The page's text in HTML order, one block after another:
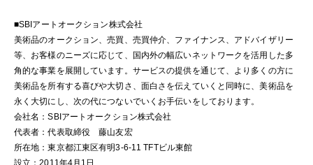
■SBIアートオークション株式会社
美術品のオークション、売買、売買仲介、ファイナンス、アドバイザリー
等、お客様のニーズに応じて、国内外の幅広いネットワークを活用した多
角的な事業を展開しています。サービスの提供を通じて、より多くの方に
美術品を所有する喜びや大切さ、面白さを伝えていくと同時に、美術品を
永く大切にし、次の代につないでいくお手伝いをしております。
会社名：SBIアートオークション株式会社
代表者：代表取締役 藤山友宏
所在地：東京都江東区有明3-6-11 TFTビル東館